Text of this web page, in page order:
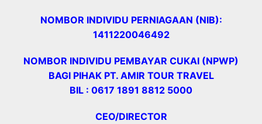
NOMBOR INDIVIDU PERNIAGAAN (NIB):
1411220046492
NOMBOR INDIVIDU PEMBAYAR CUKAI (NPWP)
BAGI PIHAK PT. AMIR TOUR TRAVEL
BIL : 0617 1891 8812 5000
CEO/DIRECTOR